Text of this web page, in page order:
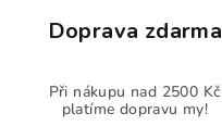
Doprava zdarma
Při nákupu nad 2500 Kč
platíme dopravu my!